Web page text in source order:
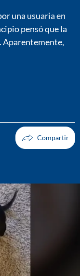
una usuaria en
pensó que la
Aparentemente,